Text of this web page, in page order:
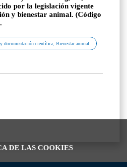
DE LAS COOKIES
por la legislación vigente
y bienestar animal. (Código
documentación científica; Bienestar animal